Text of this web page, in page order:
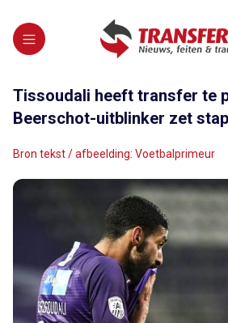
Tissoudali heeft transfer te
Beerschot-uitblinker zet
Bron tekst / afbeelding: Voetbalprimeur